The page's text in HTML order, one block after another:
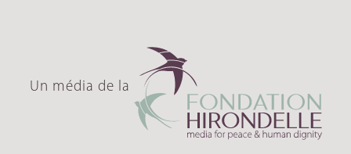
Un média de la